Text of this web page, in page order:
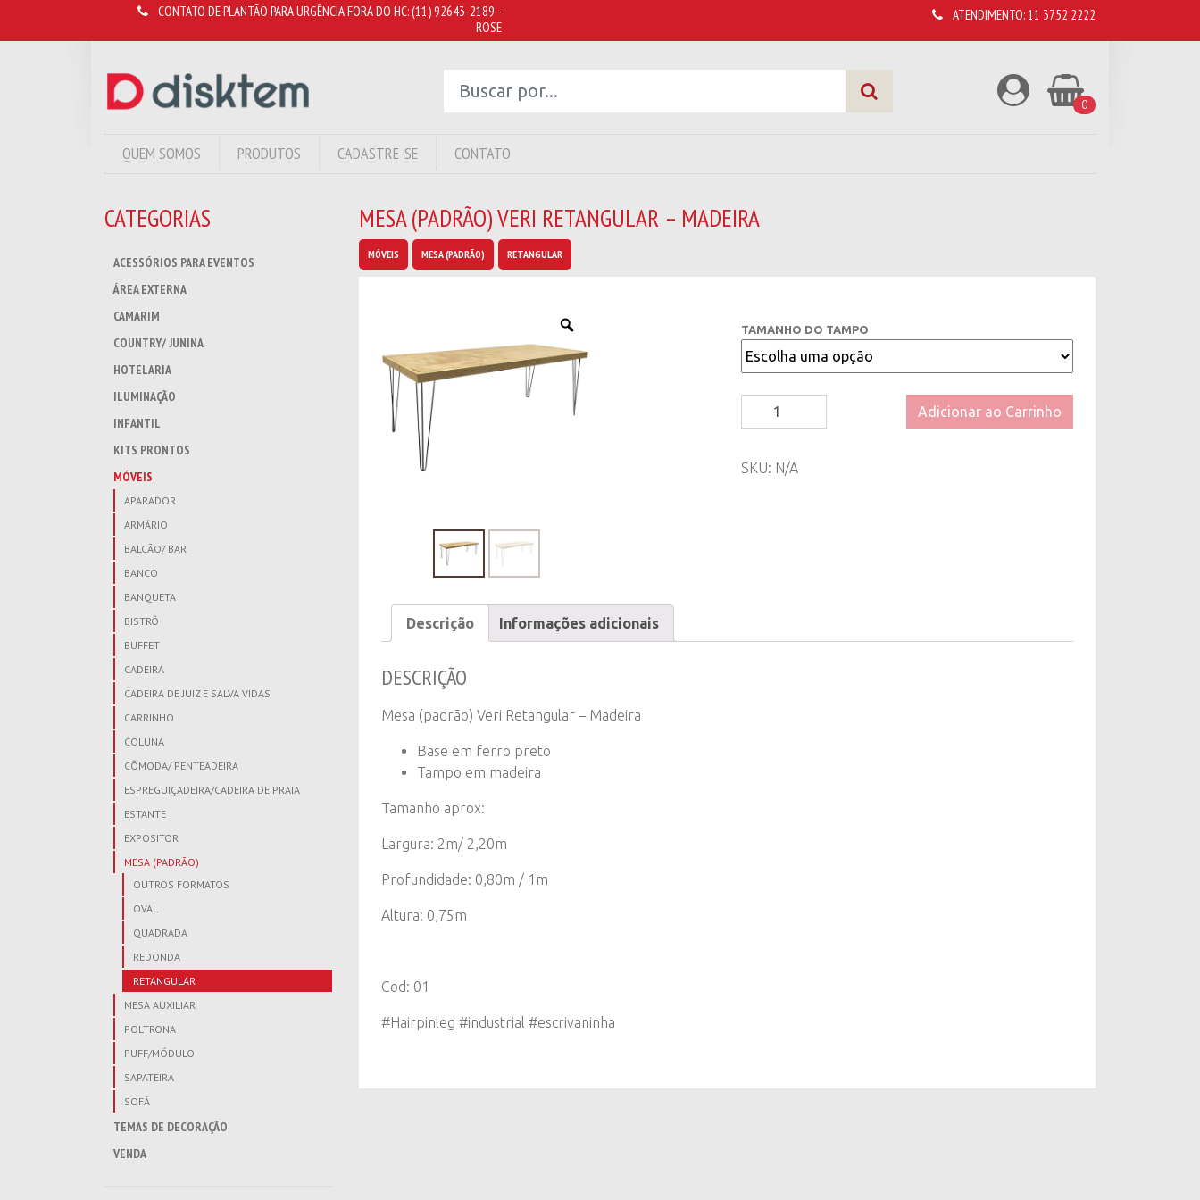
CONTATO DE PLANTÃO PARA URGÊNCIA FORA DO HC:(11) 92643-2189 -
ROSE
ATENDIMENTO:11 3752 2222
0
QUEM SOMOS PRODUTOS CADASTRE-SE CONTATO
CATEGORIAS
ACESSÓRIOS PARA EVENTOS
ÁREA EXTERNA
CAMARIM
COUNTRY/ JUNINA
HOTELARIA
ILUMINAÇÃO
INFANTIL
KITS PRONTOS
MÓVEIS
APARADOR
ARMÁRIO
BALCÃO/ BAR
BANCO
BANQUETA
BISTRÔ
BUFFET
CADEIRA
CADEIRA DE JUIZ E SALVA VIDAS
CARRINHO
COLUNA
CÔMODA/ PENTEADEIRA
ESPREGUIÇADEIRA/CADEIRA DE PRAIA
ESTANTE
EXPOSITOR
MESA (PADRÃO)
OUTROS FORMATOS
OVAL
QUADRADA
REDONDA
RETANGULAR
MESA AUXILIAR
POLTRONA
PUFF/MÓDULO
SAPATEIRA
SOFÁ
TEMAS DE DECORAÇÃO
VENDA
MESA (PADRÃO) VERI RETANGULAR – MADEIRA
MÓVEIS MESA (PADRÃO) RETANGULAR
TAMANHO DO TAMPO
(padrão)
Retangular
Adicionar ao Carrinho
SKU: N/A
Descrição Informações adicionais
DESCRIÇÃO
Mesa (padrão) Veri Retangular – Madeira
Base em ferro preto
Tampo em madeira
Tamanho aprox:
Largura: 2m/ 2,20m
Profundidade: 0,80m / 1m
Altura: 0,75m
Cod: 01
#Hairpinleg #industrial #escrivaninha